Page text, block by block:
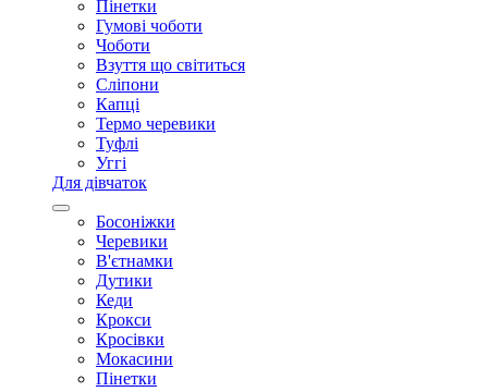
Пінетки
Гумові чоботи
Чоботи
Взуття що світиться
Сліпони
Капці
Термо черевики
Туфлі
Уггі
Для дівчаток
Босоніжки
Черевики
В'єтнамки
Дутики
Кеди
Крокси
Кросівки
Мокасини
Пінетки